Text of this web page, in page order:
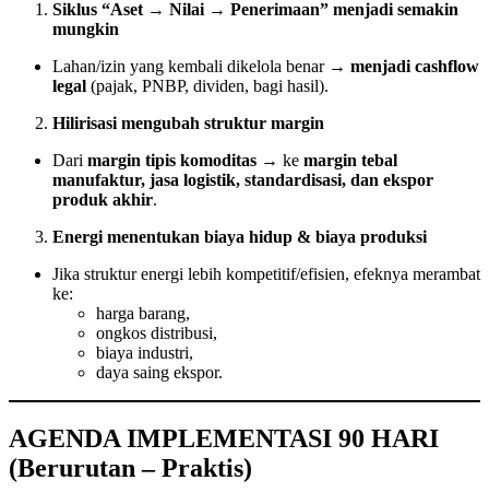
Siklus “Aset → Nilai → Penerimaan” menjadi semakin
mungkin
Lahan/izin yang kembali dikelola benar → menjadi cashflow
legal (pajak, PNBP, dividen, bagi hasil).
Hilirisasi mengubah struktur margin
Dari margin tipis komoditas → ke margin tebal
manufaktur, jasa logistik, standardisasi, dan ekspor
produk akhir.
Energi menentukan biaya hidup & biaya produksi
Jika struktur energi lebih kompetitif/efisien, efeknya merambat
ke:
harga barang,
ongkos distribusi,
biaya industri,
daya saing ekspor.
AGENDA IMPLEMENTASI 90 HARI
(Berurutan – Praktis)